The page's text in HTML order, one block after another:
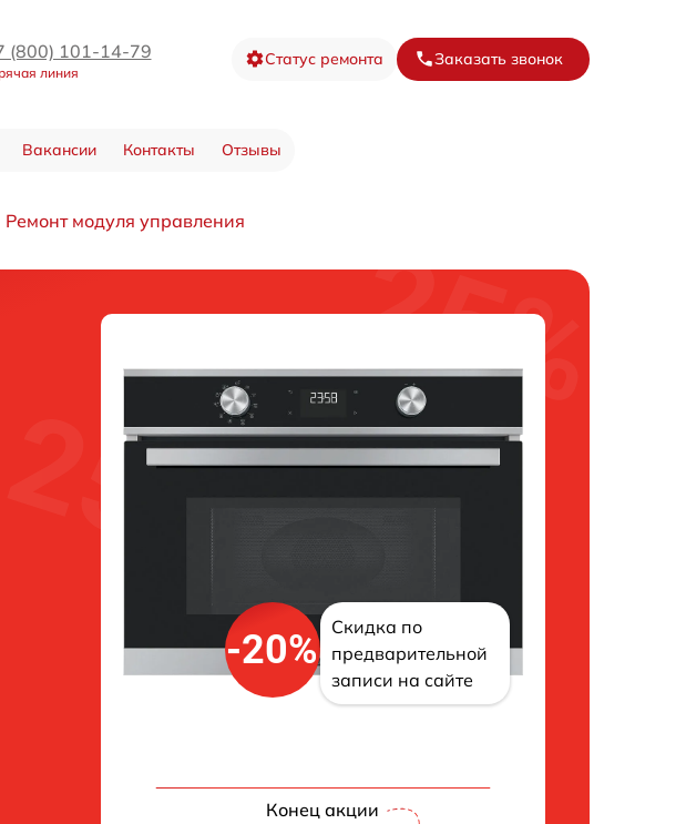
(800) 101-14-79
линия
Статус ремонта Заказать звонок
Вакансии Контакты Отзывы
Ремонт модуля управления
-20%
Скидка по
предварительной
записи на сайте
Конец акции